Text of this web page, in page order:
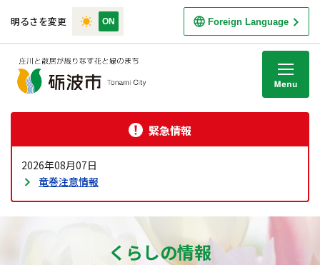
明るさを変更 Foreign Language
緊急情報
2026年08月07日
竜巻注意情報
くらしの情報